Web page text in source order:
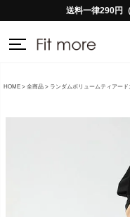
送料一律290円
HOME 全商品 ランダムボリュームティアード